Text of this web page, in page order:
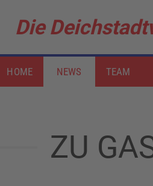
Die
HOME NEWS TEAM
ZU